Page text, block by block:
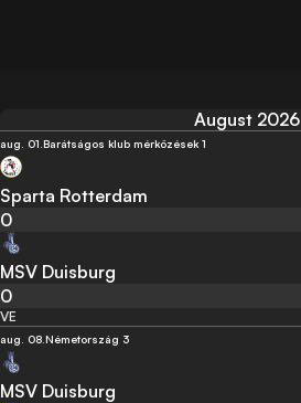
August 2026
aug. 01. Barátságos klub mérközések 1
Sparta Rotterdam
0
MSV Duisburg
0
VE
aug. 08. Németország 3
MSV Duisburg